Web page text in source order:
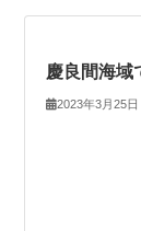
慶良間海域
2023年3月25日